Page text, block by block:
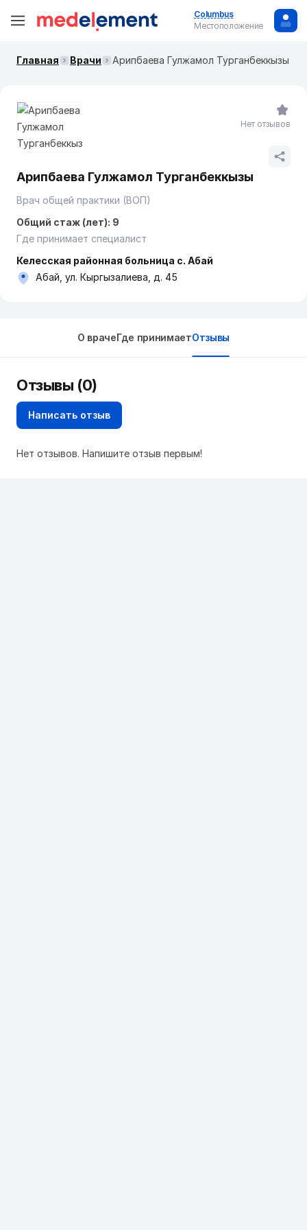
Columbus
Местоположение
Главная Врачи Арипбаева Гулжамол Турганбеккызы
Арипбаева Гулжамол Турганбеккызы
Врач общей практики (ВОП)
Общий стаж (лет): 9
Где принимает специалист
Келесская районная больница с. Абай
Абай, ул. Кыргызалиева, д. 45
Нет отзывов
О врачеГде принимаетОтзывы
Отзывы (0)
Написать отзыв
Нет отзывов. Напишите отзыв первым!